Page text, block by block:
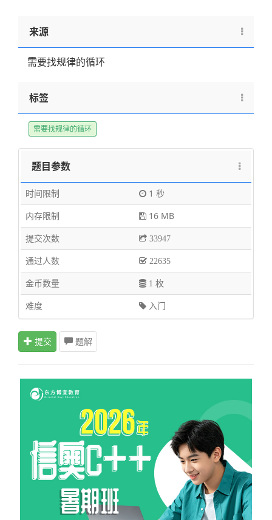
来源
需要找规律的循环
标签
需要找规律的循环
题目参数
时间限制
1 秒
内存限制
16 MB
提交次数
33947
通过人数 22635
金币数量 1 枚
难度 入门
提交 题解